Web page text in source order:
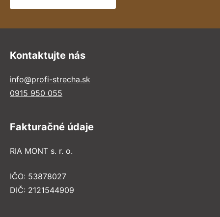
Kontaktujte nás
info@profi-strecha.sk
0915 950 055
Fakturačné údaje
RIA MONT s. r. o.
IČO: 53878027
DIČ: 2121544909